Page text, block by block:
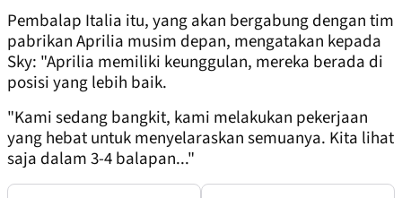
Pembalap Italia itu, yang akan bergabung dengan tim
pabrikan Aprilia musim depan, mengatakan kepada
Sky: "Aprilia memiliki keunggulan, mereka berada di
posisi yang lebih baik.
"Kami sedang bangkit, kami melakukan pekerjaan
yang hebat untuk menyelaraskan semuanya. Kita lihat
saja dalam 3-4 balapan..."